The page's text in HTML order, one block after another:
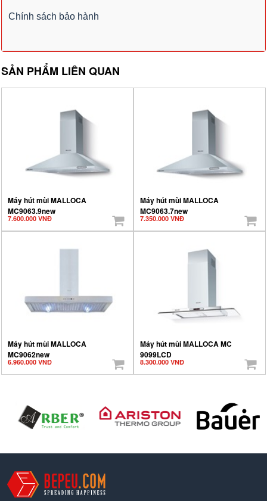
Chính sách bảo hành
SẢN PHẨM LIÊN QUAN
Máy hút mùi MALLOCA
MC9063.9new
7.600.000 VNĐ
Máy hút mùi MALLOCA
MC9063.7new
7.350.000 VNĐ
Máy hút mùi MALLOCA
MC9062new
6.960.000 VNĐ
Máy hút mùi MALLOCA MC
9099LCD
8.300.000 VNĐ